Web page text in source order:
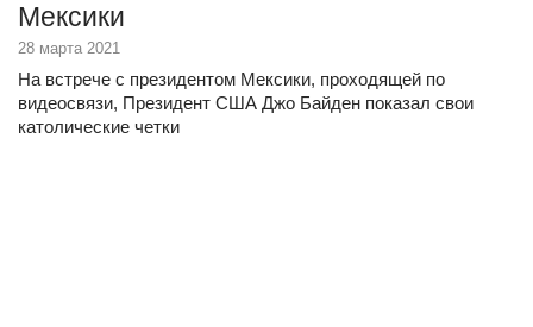
Мексики
28 марта 2021
На встрече с президентом Мексики, проходящей по
видеосвязи, Президент США Джо Байден показал свои
католические четки